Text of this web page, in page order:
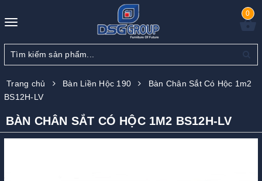
Toggle
0
Trang chủ Bàn Liền Hộc 190
Bàn Chân Sắt Có Hộc 1m2
BS12H-LV
BÀN CHÂN SẮT CÓ HỘC 1M2 BS12H-LV